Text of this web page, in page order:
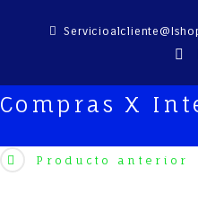
Compras X
Producto anterior